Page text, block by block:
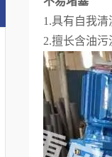
1.具有自我清
2.擅长含油污